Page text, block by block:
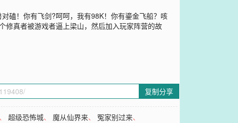
磕！你有飞剑?呵呵，我有98K！你有鎏金飞船？咳
修真者被游戏者逼上梁山，然后加入玩家阵营的故
复制分享
、超级恐怖城、 魔从仙界来、 冤家别过来、